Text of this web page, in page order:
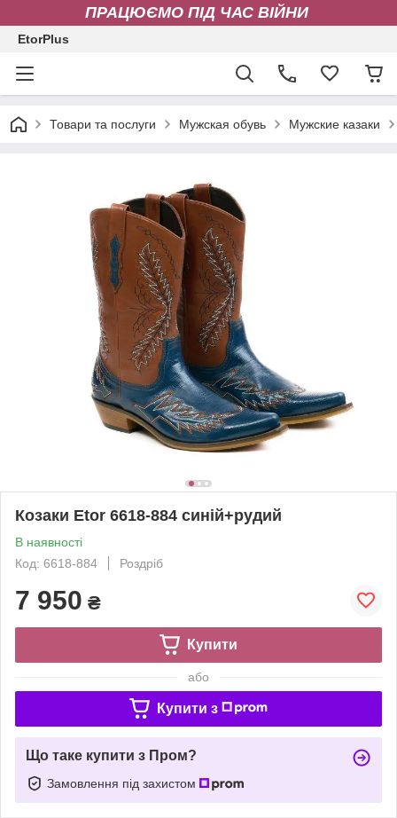
ПРАЦЮЄМО ПІД ЧАС ВІЙНИ
EtorPlus
Товари та послуги Мужская обувь Мужские казаки
Козаки Etor 6618-884 синій+рудий
В наявності
Код: 6618-884
Роздріб
7 950 ₴
Купити
або
Купити з
Що таке купити з Пром?
Замовлення під захистом